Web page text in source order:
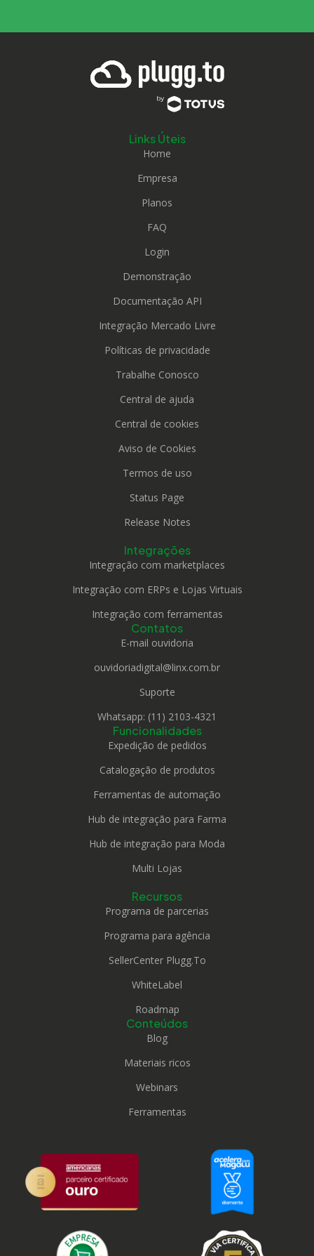
Links Úteis
Home
Empresa
Planos
FAQ
Login
Demonstração
Documentação API
Integração Mercado Livre
Políticas de privacidade
Trabalhe Conosco
Central de ajuda
Central de cookies
Aviso de Cookies
Termos de uso
Status Page
Release Notes
Integrações
Integração com marketplaces
Integração com ERPs e Lojas Virtuais
Integração com ferramentas
Contatos
E-mail ouvidoria
ouvidoriadigital@linx.com.br
Suporte
Whatsapp: (11) 2103-4321
Funcionalidades
Expedição de pedidos
Catalogação de produtos
Ferramentas de automação
Hub de integração para Farma
Hub de integração para Moda
Multi Lojas
Recursos
Programa de parcerias
Programa para agência
SellerCenter Plugg.To
WhiteLabel
Roadmap
Conteúdos
Blog
Materiais ricos
Webinars
Ferramentas